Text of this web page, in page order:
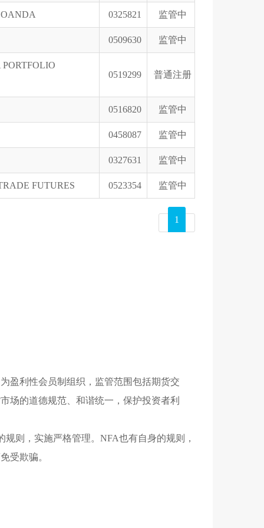
0325821 监管中
0509630 监管中
0519299
普通注册
0516820 监管中
0458087 监管中
0327631 监管中
FUTURES 0523354 监管中
1
盈利性会员制组织，监管范围包括期货交
场的道德规范、和谐统一，保护投资者利
则，实施严格管理。NFA也有自身的规则，
受欺骗。